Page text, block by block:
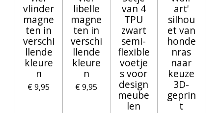
vlinder
magne
ten in
verschi
llende
kleure
n
€ 9,95
libelle
magne
ten in
verschi
llende
kleure
n
€ 9,95
van 4
TPU
zwart
semi-
flexible
voetje
s voor
design
meube
len
art'
silhou
et van
honde
nras
naar
keuze
3D-
geprin
t